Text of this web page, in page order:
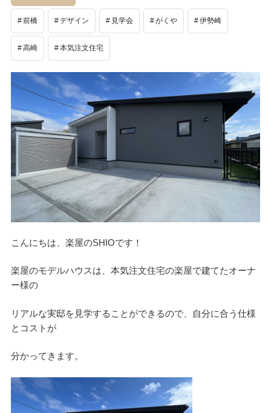
前橋 デザイン 見学会 がくや 伊勢崎
高崎 本気注文住宅
こんにちは、楽屋のSHIOです！
楽屋のモデルハウスは、本気注文住宅の楽屋で建てたオーナ
ー様の
リアルな実邸を見学することができるので、自分に合う仕様
とコストが
分かってきます。
工事中
設計
社長のコラム
店舗
デザイン
設計グループ
施工グループ